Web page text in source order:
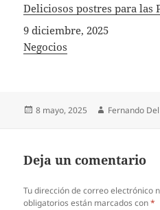
Deliciosos postres para las
Fecha
9 diciembre, 2025
In relation to
Negocios
Publicado
8 mayo, 2025 Autor
Fernando
Deja un comentario
Tu dirección de correo electrónico
obligatorios están marcados con*